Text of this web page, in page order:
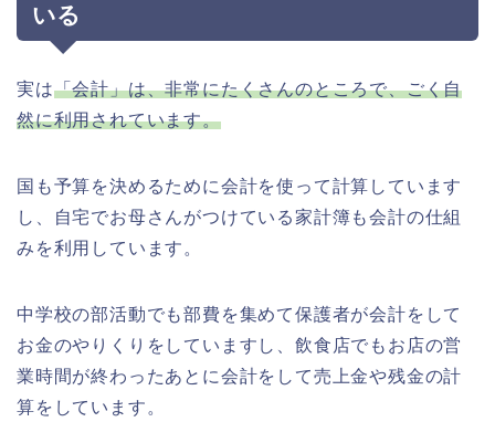
いる
実は「会計」は、非常にたくさんのところで、ごく自
然に利用されています。
国も予算を決めるために会計を使って計算しています
し、自宅でお母さんがつけている家計簿も会計の仕組
みを利用しています。
中学校の部活動でも部費を集めて保護者が会計をして
お金のやりくりをしていますし、飲食店でもお店の営
業時間が終わったあとに会計をして売上金や残金の計
算をしています。